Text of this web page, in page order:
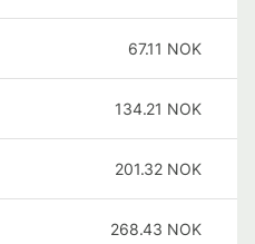
67.11 NOK
134.21 NOK
201.32 NOK
268.43 NOK